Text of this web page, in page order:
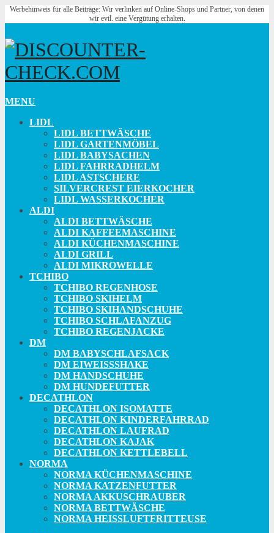
Werbehinweis für alle Beiträge: Wir verlinken auf Online-Shops und Partner, von denen
wir evtl. eine Vergütung erhalten.
MENU
LIDL
LIDL BETTWÄSCHE
LIDL GARTENMÖBEL
LIDL BABYSACHEN
LIDL FAHRRADHELM
LIDL ASTSCHERE
SILVERCREST EIERKOCHER
LIDL WASSERKOCHER
ALDI
ALDI BETTWÄSCHE
ALDI KAFFEEMASCHINE
ALDI KÜCHENMASCHINE
ALDI GRILL
ALDI MIKROWELLE
TCHIBO
TCHIBO REGENHOSE
TCHIBO SKIHELM
TCHIBO SKIHANDSCHUHE
TCHIBO SCHLAFANZUG
TCHIBO REGENJACKE
DM
DM BABYSCHLAFSACK
DM EIWEISSSHAKE
DM HANDSCHUHE
DM HUNDEFUTTER
DECATHLON
DECATHLON ISOMATTE
DECATHLON KINDERFAHRRAD
DECATHLON LAUFRAD
DECATHLON KAJAK
DECATHLON KETTLEBELL
NORMA
NORMA KÜCHENMASCHINE
NORMA KATZENFUTTER
NORMA AKKUSCHRAUBER
NORMA BETTWÄSCHE
NORMA HEISSLUFTFRITTEUSE